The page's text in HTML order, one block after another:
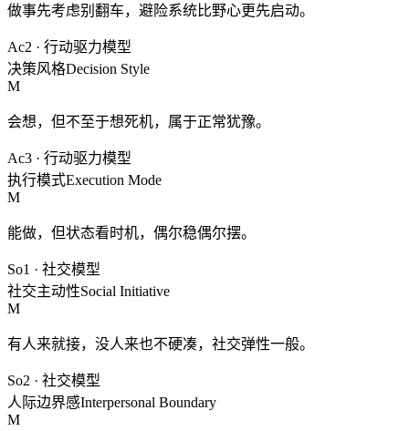
做事先考虑别翻车，避险系统比野心更先启动。
Ac2 · 行动驱力模型
决策风格Decision Style
M
会想，但不至于想死机，属于正常犹豫。
Ac3 · 行动驱力模型
执行模式Execution Mode
M
能做，但状态看时机，偶尔稳偶尔摆。
So1 · 社交模型
社交主动性Social Initiative
M
有人来就接，没人来也不硬凑，社交弹性一般。
So2 · 社交模型
人际边界感Interpersonal Boundary
M